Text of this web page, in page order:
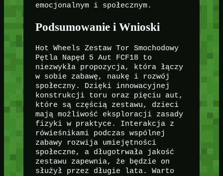
emocjonalnym i społecznym.
Podsumowanie i Wnioski
Hot Wheels Zestaw Tor Smochodowy
Pętla Napęd 5 Aut FCF18 to
niezwykła propozycja, która łączy
w sobie zabawę, naukę i rozwój
społeczny. Dzięki innowacyjnej
konstrukcji toru oraz pięciu aut,
które są częścią zestawu, dzieci
mają możliwość eksploracji zasady
fizyki w praktyce. Interakcja z
rówieśnikami podczas wspólnej
zabawy rozwija umiejętności
społeczne, a długotrwała jakość
zestawu zapewnia, że będzie on
służył przez długie lata. Warto